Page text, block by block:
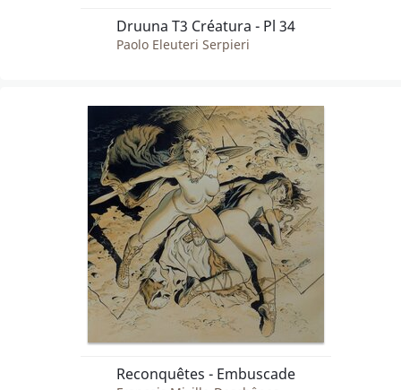
Druuna T3 Créatura - Pl 34
Paolo Eleuteri Serpieri
Reconquêtes - Embuscade